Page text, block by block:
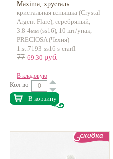
Maxima, хрусталь
кристальная вспышка (Crystal
Argent Flare), серебряный,
3.8-4мм (ss16), 10 шт/упак,
PRECIOSA (Чехия)
1.st.7193-ss16-s-crarfl
77 69.30 руб.
В кладовую
Кол-во
В корзину